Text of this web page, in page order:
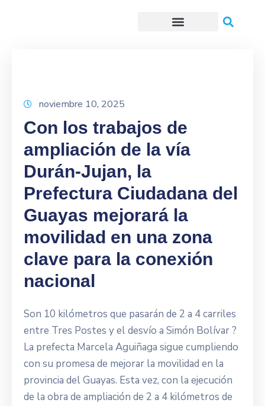
noviembre 10, 2025
Con los trabajos de
ampliación de la vía
Durán-Jujan, la
Prefectura Ciudadana del
Guayas mejorará la
movilidad en una zona
clave para la conexión
nacional
Son 10 kilómetros que pasarán de 2 a 4 carriles
entre Tres Postes y el desvío a Simón Bolívar ?
La prefecta Marcela Aguiñaga sigue cumpliendo
con su promesa de mejorar la movilidad en la
provincia del Guayas. Esta vez, con la ejecución
de la obra de ampliación de 2 a 4 kilómetros de